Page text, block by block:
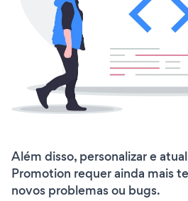
Além disso, personalizar e
Promotion requer ainda mais
novos problemas ou bugs.